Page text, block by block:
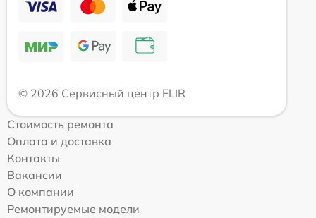
© 2026 Сервисный центр FLIR
Стоимость ремонта
Оплата и доставка
Контакты
Вакансии
О компании
Ремонтируемые модели